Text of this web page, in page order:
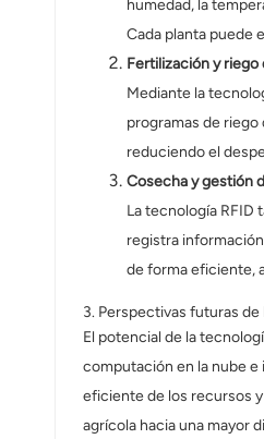
humedad, la
Cada planta puede
Fertilización y riego
Mediante la
programas de
reduciendo el
Cosecha y gestión
La tecnología RFID
registra
de forma eficiente,
3. Perspectivas futuras de
El potencial de la
computación en la nube e
eficiente de los recursos
agrícola hacia una mayor